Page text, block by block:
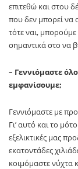
επιτεθώ και στου
που δεν μπορεί να
τότε ναι,
σημαντικά στο να
– Γεννιόμαστε
εμφανίσουμε;
Γεννιόμαστε με
Γι’ αυτό και το
εξελικτικές μας
εκατοντάδες
κοιμόμαστε νύχτα